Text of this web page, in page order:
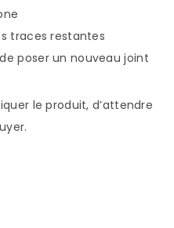
traces restantes
poser un nouveau joint
le produit, d’attendre